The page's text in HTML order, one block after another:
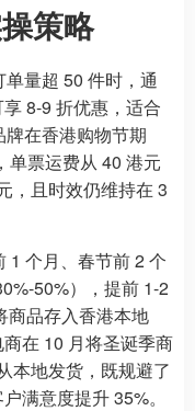
策略
量超 50 件时，通
8-9 折优惠，适合
在香港购物节期
单票运费从 40 港元
，且时效仍维持在 3
1 个月、春节前 2 个
50%），提前 1-2
商品存入香港本地
在 10 月将圣诞季商
本地发货，既规避了
满意度提升 35%。